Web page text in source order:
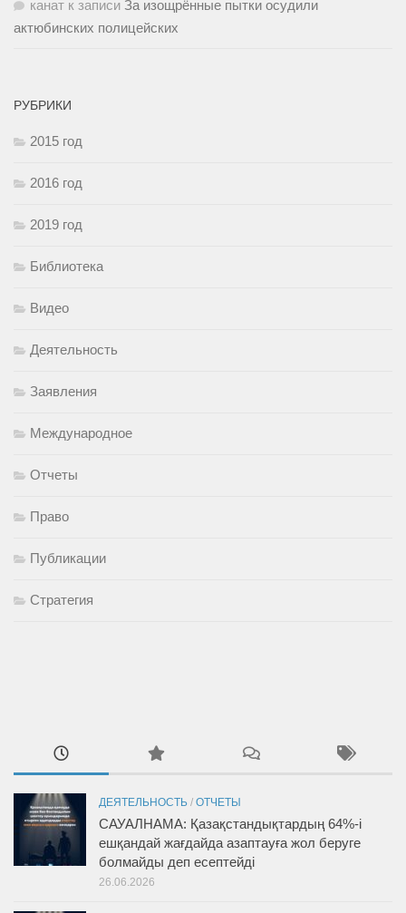
канат к записи За изощрённые пытки осудили
актюбинских полицейских
РУБРИКИ
2015 год
2016 год
2019 год
Библиотека
Видео
Деятельность
Заявления
Международное
Отчеты
Право
Публикации
Стратегия
ДЕЯТЕЛЬНОСТЬ / ОТЧЕТЫ
САУАЛНАМА: Қазақстандықтардың 64%-і
ешқандай жағдайда азаптауға жол беруге
болмайды деп есептейді
26.06.2026